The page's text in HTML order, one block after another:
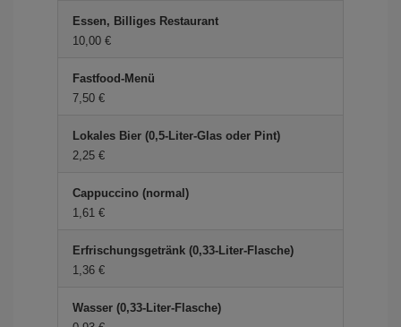
Essen, Billiges Restaurant
10,00 €
Fastfood-Menü
7,50 €
Lokales Bier (0,5-Liter-Glas oder Pint)
2,25 €
Cappuccino (normal)
1,61 €
Erfrischungsgetränk (0,33-Liter-Flasche)
1,36 €
Wasser (0,33-Liter-Flasche)